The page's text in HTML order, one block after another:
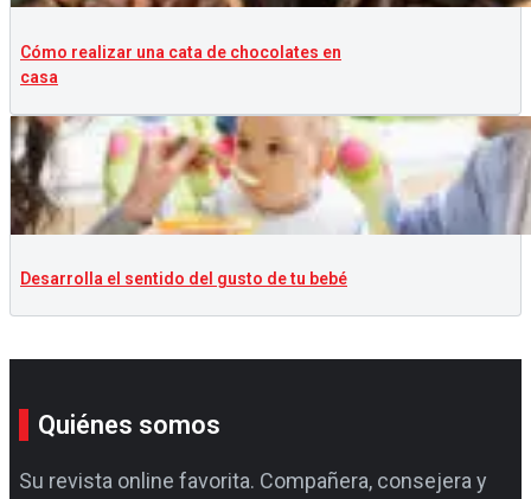
Cómo realizar una cata de chocolates en
casa
Desarrolla el sentido del gusto de tu bebé
Quiénes somos
Su revista online favorita. Compañera, consejera y